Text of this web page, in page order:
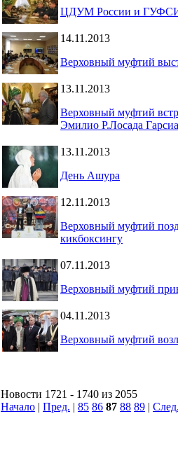
ЦДУМ России и ГУФСИН
14.11.2013
Верховный муфтий
13.11.2013
Верховный муфтий
Эмилио Р.Лосада Гарсиа
13.11.2013
День Ашура
12.11.2013
Верховный муфтий
кикбоксингу
07.11.2013
Верховный муфтий
04.11.2013
Верховный муфтий
Новости 1721 - 1740 из 2055
Начало | Пред. | 85 86 87 88 89 |